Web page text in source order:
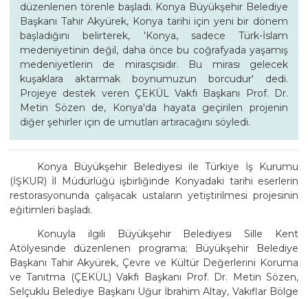
düzenlenen törenle başladı. Konya Büyükşehir Belediye
Başkanı Tahir Akyürek, Konya tarihi için yeni bir dönem
başladığını belirterek, 'Konya, sadece Türk-İslam
medeniyetinin değil, daha önce bu coğrafyada yaşamış
medeniyetlerin de mirasçısıdır. Bu mirası gelecek
kuşaklara aktarmak boynumuzun borcudur' dedi.
Projeye destek veren ÇEKÜL Vakfı Başkanı Prof. Dr.
Metin Sözen de, Konya'da hayata geçirilen projenin
diğer şehirler için de umutları artıracağını söyledi.
Konya Büyükşehir Belediyesi ile Türkiye İş Kurumu
(İŞKUR) İl Müdürlüğü işbirliğinde Konyadaki tarihi eserlerin
restorasyonunda çalışacak ustaların yetiştirilmesi projesinin
eğitimleri başladı.
Konuyla ilgili Büyükşehir Belediyesi Sille Kent
Atölyesinde düzenlenen programa; Büyükşehir Belediye
Başkanı Tahir Akyürek, Çevre ve Kültür Değerlerini Koruma
ve Tanıtma (ÇEKÜL) Vakfı Başkanı Prof. Dr. Metin Sözen,
Selçuklu Belediye Başkanı Uğur İbrahim Altay, Vakıflar Bölge